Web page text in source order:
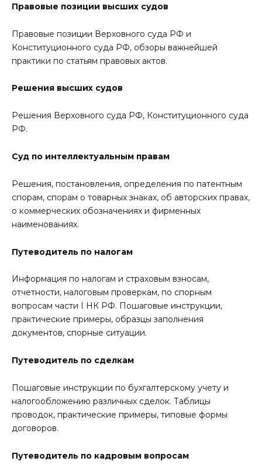
Правовые позиции высших судов
Правовые позиции Верховного суда РФ и
Конституционного суда РФ, обзоры важнейшей
практики по статьям правовых актов.
Решения высших судов
Решения Верховного суда РФ, Конституционного суда
РФ.
Суд по интеллектуальным правам
Решения, постановления, определения по патентным
спорам, спорам о товарных знаках, об авторских правах,
о коммерческих обозначениях и фирменных
наименованиях.
Путеводитель по налогам
Информация по налогам и страховым взносам,
отчетности, налоговым проверкам, по спорным
вопросам части I НК РФ. Пошаговые инструкции,
практические примеры, образцы заполнения
документов, спорные ситуации.
Путеводитель по сделкам
Пошаговые инструкции по бухгалтерскому учету и
налогообложению различных сделок. Таблицы
проводок, практические примеры, типовые формы
договоров.
Путеводитель по кадровым вопросам